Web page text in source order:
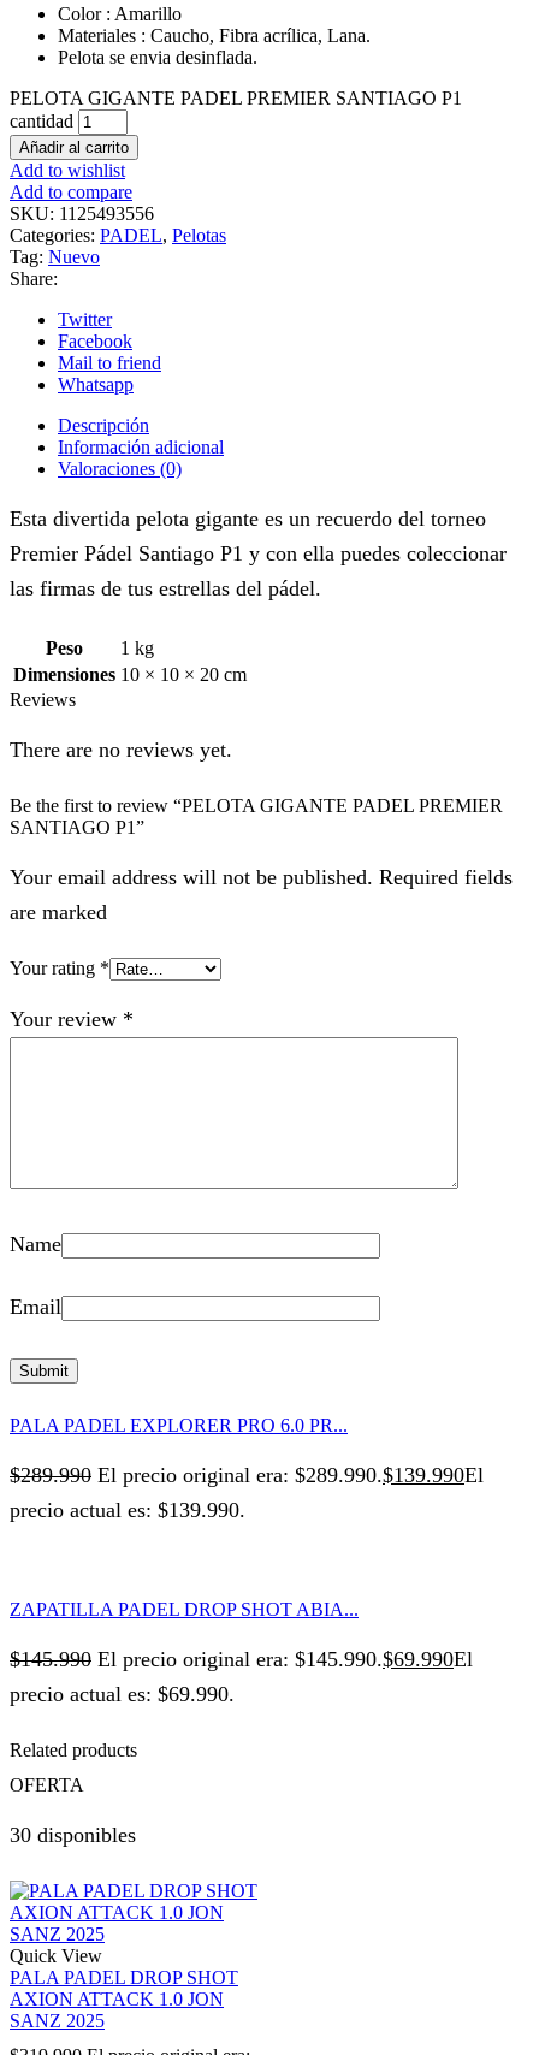
Color : Amarillo
Materiales : Caucho, Fibra acrílica, Lana.
Pelota se envia desinflada.
PELOTA GIGANTE PADEL PREMIER SANTIAGO P1
cantidad
Añadir al carrito
Add to wishlist
Add to compare
SKU: 1125493556
Categories: PADEL, Pelotas
Tag: Nuevo
Share:
Twitter
Facebook
Mail to friend
Whatsapp
Descripción
Información adicional
Valoraciones (0)
Esta divertida pelota gigante es un recuerdo del torneo
Premier Pádel Santiago P1 y con ella puedes coleccionar
las firmas de tus estrellas del pádel.
Peso
1 kg
Dimensiones 10 × 10 × 20 cm
Reviews
There are no reviews yet.
Be the first to review “PELOTA GIGANTE PADEL PREMIER
SANTIAGO P1”
Your email address will not be published. Required fields
are marked
Your rating *
Your review *
Name
Email
PALA PADEL EXPLORER PRO 6.0 PR...
$289.990 El precio original era: $289.990.$139.990El
precio actual es: $139.990.
ZAPATILLA PADEL DROP SHOT ABIA...
$145.990 El precio original era: $145.990.$69.990El
precio actual es: $69.990.
Related products
OFERTA
30 disponibles
Quick View
PALA PADEL DROP SHOT
AXION ATTACK 1.0 JON
SANZ 2025